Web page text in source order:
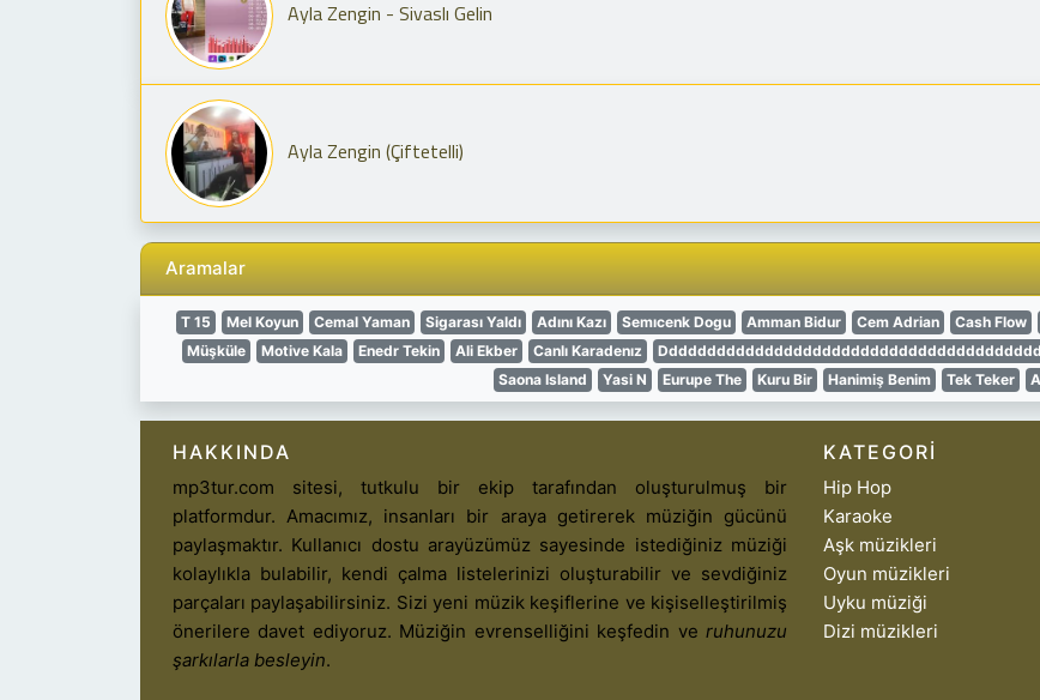
Ayla Zengin - Sivaslı Gelin
Ayla Zengin (Çiftetelli)
Aramalar
T 15 Mel Koyun Cemal Yaman Sigarası Yaldı Adını Kazı Semıcenk Dogu Amman Bidur Cem Adrian Cash Flow
Müşküle
Motive Kala Enedr Tekin Ali Ekber Canlı Karadenız
Saona Island
Yasi N Eurupe The Kuru Bir Hanimiş Benim Tek Teker
HAKKINDA
mp3tur.com sitesi, tutkulu bir ekip tarafından oluşturulmuş bir
platformdur. Amacımız, insanları bir araya getirerek müziğin gücünü
paylaşmaktır. Kullanıcı dostu arayüzümüz sayesinde istediğiniz müziği
kolaylıkla bulabilir, kendi çalma listelerinizi oluşturabilir ve sevdiğiniz
parçaları paylaşabilirsiniz. Sizi yeni müzik keşiflerine ve kişiselleştirilmiş
önerilere davet ediyoruz. Müziğin evrenselliğini keşfedin ve ruhunuzu
şarkılarla besleyin.
KATEGORI
Hip Hop
Karaoke
Aşk müzikleri
Oyun müzikleri
Uyku müziği
Dizi müzikleri